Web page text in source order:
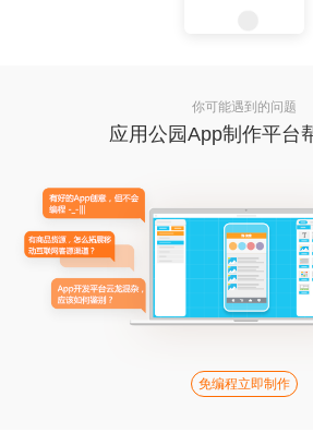
你可能遇到的问题
应用公园App制作平台
免编程立即制作